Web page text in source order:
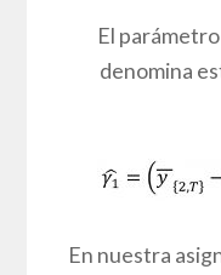
El
denomina
En nuestra